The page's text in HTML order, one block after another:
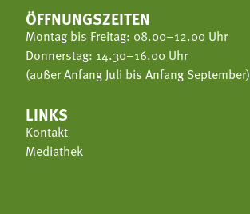
ÖFFNUNGSZEITEN
Montag bis Freitag: 08.00–12.00 Uhr
Donnerstag: 14.30–16.00 Uhr
(außer Anfang Juli bis Anfang September)
LINKS
Kontakt
Mediathek